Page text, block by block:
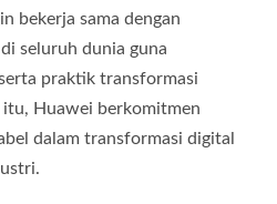
bekerja sama dengan
seluruh dunia guna
praktik transformasi
Huawei berkomitmen
dalam transformasi digital